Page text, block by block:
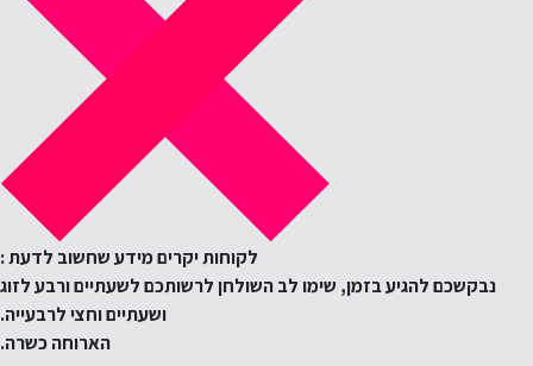
לקוחות יקרים מידע שחשוב לדעת :
נבקשכם להגיע בזמן, שימו לב השולחן לרשותכם לשעתיים ורבע לזוג
ושעתיים וחצי לרבעייה.
הארוחה כשרה.